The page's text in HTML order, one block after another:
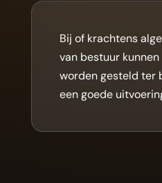
Bij of krachtens
van bestuur
worden gesteld ter
een goede